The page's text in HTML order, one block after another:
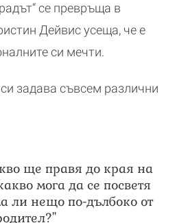
се превръща в
Дейвис усеща, че е
си мечти.
задава съвсем различни
ще правя до края на
мога да се посветя
ли нещо по-дълбоко от